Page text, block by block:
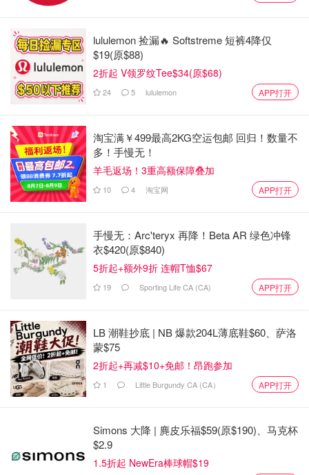
展现了不俗的表演实力。
媒体上分享自己的生活点滴，包括旅行、学习和兴趣爱好。
同时，她也开始参与更多的影视作品，如近期主演的文艺电
影《人·鱼》，引发了广泛关注和讨论。
lululemon 捡漏🔥 Softstreme 短裤4降仅
$19(原$88)
2折起 V领罗纹Tee$34(原$68)
24 5 lululemon APP打开
淘宝满￥499最高2KG空运包邮 回归！数量不
多！手慢无！
羊毛返场！3重高额保障叠加
10 4 淘宝网 APP打开
手慢无：Arc'teryx 再降！Beta AR 绿色冲锋
衣$420(原$840)
5折起+额外9折 连帽T恤$67
19 Sporting Life CA (CA) APP打开
LB 潮鞋抄底 | NB 爆款204L薄底鞋$60、萨洛
蒙$75
2折起+再减$10+免邮！昂跑参加
1 Little Burgundy CA (CA） APP打开
Simons 大降 | 麂皮乐福$59(原$190)、马克杯
$2.9
1.5折起 NewEra棒球帽$19